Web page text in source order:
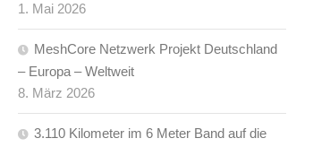
1. Mai 2026
MeshCore Netzwerk Projekt Deutschland
– Europa – Weltweit
8. März 2026
3.110 Kilometer im 6 Meter Band auf die